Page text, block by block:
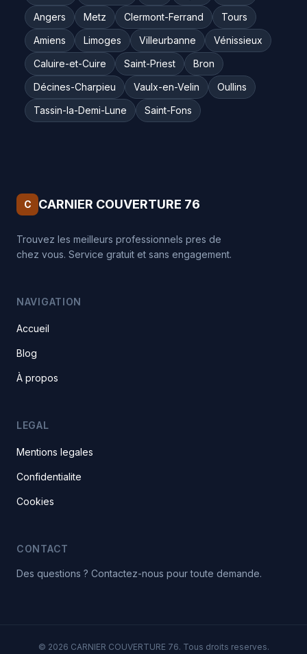
Angers
Metz Clermont-Ferrand
Tours
Amiens
Limoges Villeurbanne
Vénissieux
Caluire-et-Cuire
Saint-Priest
Bron
Décines-Charpieu
Vaulx-en-Velin
Oullins
Tassin-la-Demi-Lune
Saint-Fons
C CARNIER COUVERTURE 76
Trouvez les meilleurs professionnels pres de
chez vous. Service gratuit et sans engagement.
NAVIGATION
Accueil
Blog
À propos
LEGAL
Mentions legales
Confidentialite
Cookies
CONTACT
Des questions ? Contactez-nous pour toute demande.
© 2026 CARNIER COUVERTURE 76. Tous droits reserves.